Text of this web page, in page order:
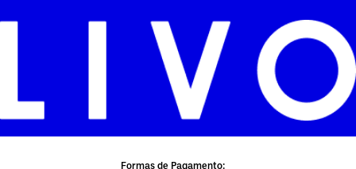
Formas de Pagamento: